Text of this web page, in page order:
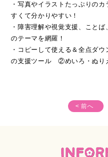
●多様な支援実践ＮＯＴＥ 「
への対応／白馬智美
●ことばのモヤモヤ相談室「文
春野
・写真やイラストたっぷりの
すくて分かりやすい！
・障害理解や視覚支援、こと
のテーマを網羅！
・コピーして使える＆全点ダ
の支援ツール ②めいろ・ぬり
< 前へ